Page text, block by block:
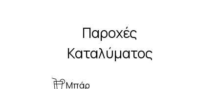
Παροχές
Καταλύματος
Μπάρ